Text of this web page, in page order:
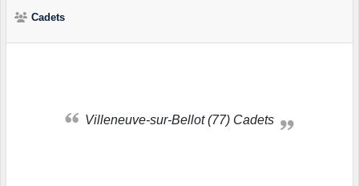
Cadets
Villeneuve-sur-Bellot (77) Cadets